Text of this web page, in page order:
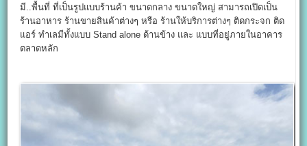
มี..พื้นที่ ที่เป็นรูปแบบร้านค้า ขนาดกลาง ขนาดใหญ่ สามารถเปิดเป็น
ร้านอาหาร ร้านขายสินค้าต่างๆ หรือ ร้านให้บริการต่างๆ ติดกระจก ติด
แอร์ ทำเลมีทั้งแบบ Stand alone ด้านข้าง และ แบบที่อยู่ภายในอาคาร
ตลาดหลัก